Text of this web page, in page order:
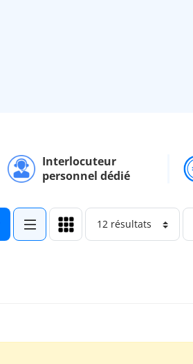
Interlocuteur
personnel dédié